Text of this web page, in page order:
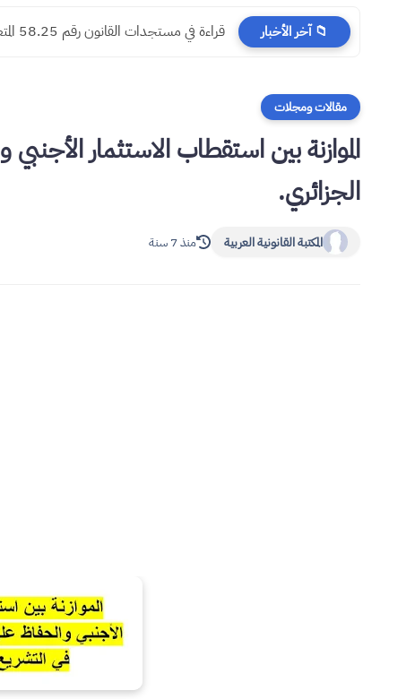
📁 آخر الأخبار ​قراءة في مستجدات القانون رقم 58.25 المتعلق بالمسطرة المدنية
مقالات ومجلات
الموازنة بين استقطاب الاستثمار
الجزائري.
المكتبة القانونية العربية منذ 7 سنة